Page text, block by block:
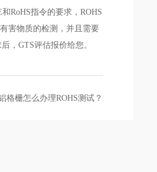
RoHS指令的要求，ROHS
害物质的检测，并且需要
，GTS评估报价给您。
格栅怎么办理ROHS测试？